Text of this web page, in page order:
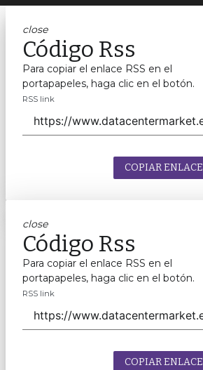
close
Código Rss
Para copiar el enlace RSS en el
portapapeles, haga clic en el botón.
RSS link
COPIAR ENLACE
close
Código Rss
Para copiar el enlace RSS en el
portapapeles, haga clic en el botón.
RSS link
COPIAR ENLACE